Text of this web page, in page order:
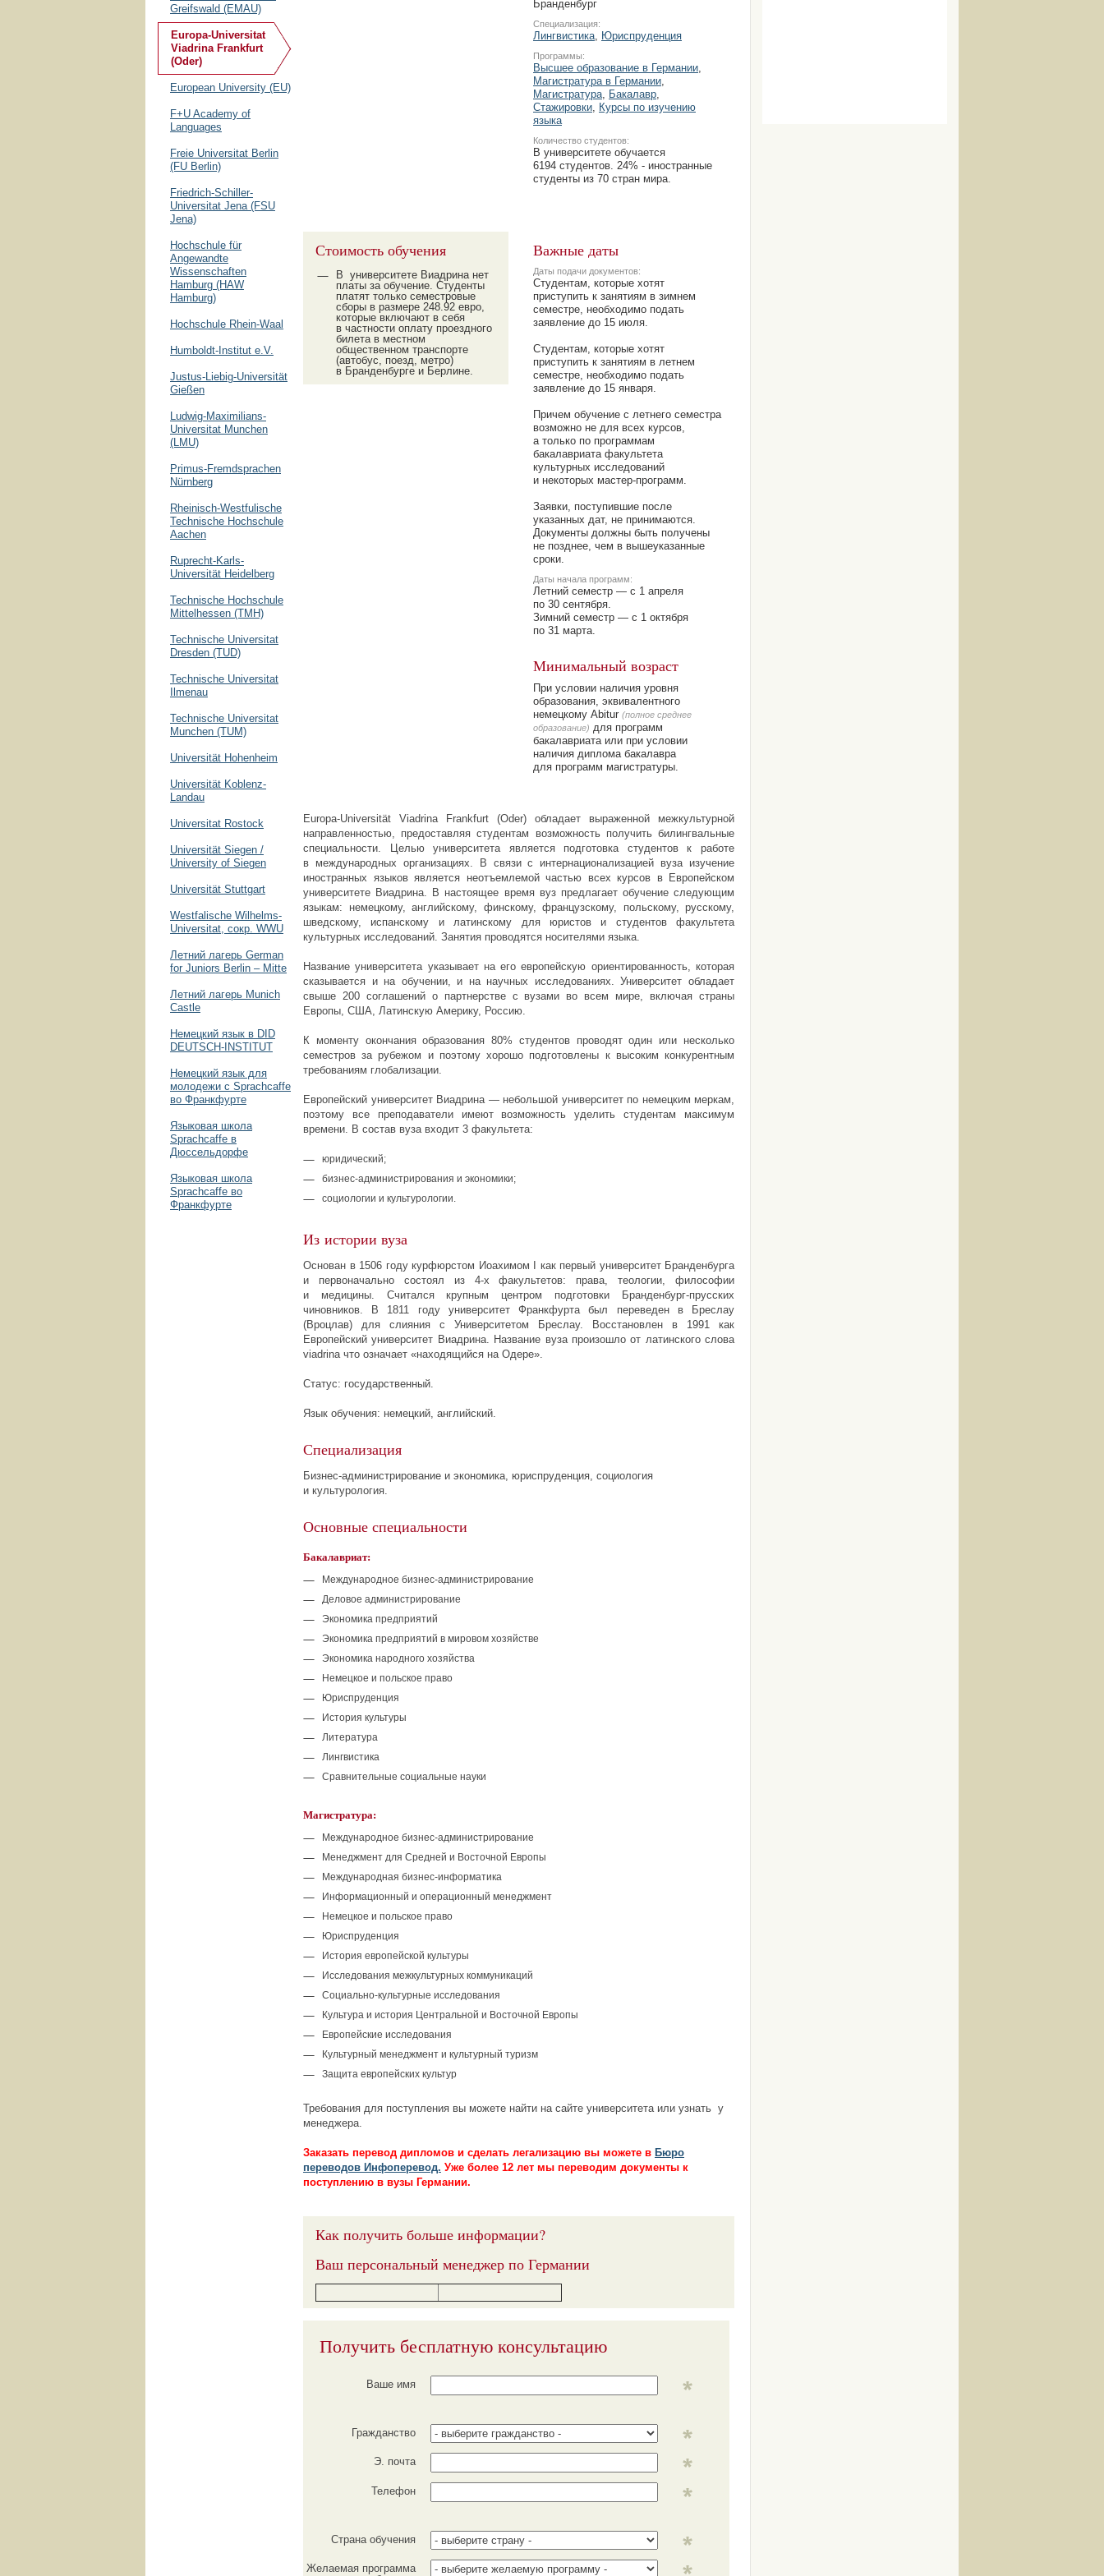
Greifswald (EMAU)
Europa-Universitat
Viadrina Frankfurt
(Oder)
European University (EU)
F+U Academy of
Languages
Freie Universitat Berlin
(FU Berlin)
Friedrich-Schiller-
Universitat Jena (FSU
Jena)
Hochschule für
Angewandte
Wissenschaften
Hamburg (HAW
Hamburg)
Hochschule Rhein-Waal
Humboldt-Institut e.V.
Justus-Liebig-Universität
Gießen
Ludwig-Maximilians-
Universitat Munchen
(LMU)
Primus-Fremdsprachen
Nürnberg
Rheinisch-Westfulische
Technische Hochschule
Aachen
Ruprecht-Karls-
Universität Heidelberg
Technische Hochschule
Mittelhessen (TMH)
Technische Universitat
Dresden (TUD)
Technische Universitat
Ilmenau
Technische Universitat
Munchen (TUM)
Universität Hohenheim
Universität Koblenz-
Landau
Universitat Rostock
Universität Siegen /
University of Siegen
Universität Stuttgart
Westfalische Wilhelms-
Universitat, сокр. WWU
Летний лагерь German
for Juniors Berlin – Mitte
Летний лагерь Munich
Castle
Немецкий язык в DID
DEUTSCH-INSTITUT
Немецкий язык для
молодежи с Sprachcaffe
во Франкфурте
Языковая школа
Sprachcaffe в
Дюссельдорфе
Языковая школа
Sprachcaffe во
Франкфурте
Бранденбург
Специализация:
Лингвистика, Юриспруденция
Программы:
Высшее образование в Германии,
Магистратура в Германии,
Магистратура, Бакалавр,
Стажировки, Курсы по изучению
языка
Количество студентов:
В университете обучается
6194 студентов. 24% - иностранные
студенты из 70 стран мира.
Стоимость обучения
В университете Виадрина нет
платы за обучение. Студенты
платят только семестровые
сборы в размере 248.92 евро,
которые включают в себя
в частности оплату проездного
билета в местном
общественном транспорте
(автобус, поезд, метро)
в Бранденбурге и Берлине.
Важные даты
Даты подачи документов:
Студентам, которые хотят
приступить к занятиям в зимнем
семестре, необходимо подать
заявление до 15 июля.
Студентам, которые хотят
приступить к занятиям в летнем
семестре, необходимо подать
заявление до 15 января.
Причем обучение с летнего семестра
возможно не для всех курсов,
а только по программам
бакалавриата факультета
культурных исследований
и некоторых мастер-программ.
Заявки, поступившие после
указанных дат, не принимаются.
Документы должны быть получены
не позднее, чем в вышеуказанные
сроки.
Даты начала программ:
Летний семестр — с 1 апреля
по 30 сентября.
Зимний семестр — с 1 октября
по 31 марта.
Минимальный возраст
При условии наличия уровня
образования, эквивалентного
немецкому Abitur (полное среднее
образование) для программ
бакалавриата или при условии
наличия диплома бакалавра
для программ магистратуры.
Europa-Universität Viadrina Frankfurt (Oder) обладает выраженной межкультурной
направленностью, предоставляя студентам возможность получить билингвальные
специальности. Целью университета является подготовка студентов к работе
в международных организациях. В связи с интернационализацией вуза изучение
иностранных языков является неотъемлемой частью всех курсов в Европейском
университете Виадрина. В настоящее время вуз предлагает обучение следующим
языкам: немецкому, английскому, финскому, французскому, польскому, русскому,
шведскому, испанскому и латинскому для юристов и студентов факультета
культурных исследований. Занятия проводятся носителями языка.
Название университета указывает на его европейскую ориентированность, которая
сказывается и на обучении, и на научных исследованиях. Университет обладает
свыше 200 соглашений о партнерстве с вузами во всем мире, включая страны
Европы, США, Латинскую Америку, Россию.
К моменту окончания образования80% студентов проводят один или несколько
семестров за рубежом и поэтому хорошо подготовлены к высоким конкурентным
требованиям глобализации.
Европейский университет Виадрина — небольшой университет по немецким меркам,
поэтому все преподаватели имеют возможность уделить студентам максимум
времени. В состав вуза входит 3 факультета:
юридический;
бизнес-администрирования и экономики;
социологии и культурологии.
Из истории вуза
Основан в 1506 году курфюрстом Иоахимом I как первый университет Бранденбурга
и первоначально состоял из 4-х факультетов: права, теологии, философии
и медицины. Считался крупным центром подготовки
Бранденбург-прусских
чиновников. В 1811 году университет Франкфурта был переведен в Бреслау
(Вроцлав) для слияния с Университетом Бреслау. Восстановлен в 1991 как
Европейский университет Виадрина. Название вуза произошло от латинского слова
viadrina что означает «находящийся на Одере».
Статус: государственный.
Язык обучения: немецкий, английский.
Специализация
Бизнес-администрирование и экономика, юриспруденция, социология
и культурология.
Основные специальности
Бакалавриат:
Международное бизнес-администрирование
Деловое администрирование
Экономика предприятий
Экономика предприятий в мировом хозяйстве
Экономика народного хозяйства
Немецкое и польское право
Юриспруденция
История культуры
Литература
Лингвистика
Сравнительные социальные науки
Магистратура:
Международное бизнес-администрирование
Менеджмент для Средней и Восточной Европы
Международная бизнес-информатика
Информационный и операционный менеджмент
Немецкое и польское право
Юриспруденция
История европейской культуры
Исследования межкультурных коммуникаций
Социально-культурные исследования
Культура и история Центральной и Восточной Европы
Европейские исследования
Культурный менеджмент и культурный туризм
Защита европейских культур
Требования для поступления вы можете найти на сайте университета или узнать у
менеджера.
Заказать перевод дипломов и сделать легализацию вы можете в Бюро
переводов Инфоперевод. Уже более 12 лет мы переводим документы к
поступлению в вузы Германии.
Как получить больше информации?
Ваш персональный менеджер по Германии
Получить бесплатную консультацию
Ваше имя
Гражданство
Э. почта
Телефон
Страна обучения
Желаемая программа